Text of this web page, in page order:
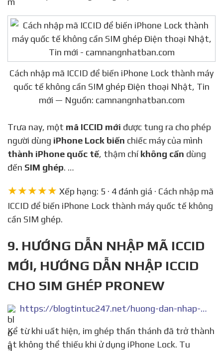
Cách nhập mã ICCID để biến iPhone Lock thành máy
quốc tế không cần SIM ghép Điện thoại Nhật, Tin
mới — Nguồn: camnangnhatban.com
Trưa nay, một mã ICCID mới được tung ra cho phép
người dùng iPhone Lock biến chiếc máy của mình
thành iPhone quốc tế, thậm chíkhông cần dùng
đến SIM ghép. …
★★★★★ Xếp hạng: 5 · 4 đánh giá · Cách nhập mã
ICCID để biến iPhone Lock thành máy quốc tế không
cần SIM ghép.
9. HƯỚNG DẪN NHẬP MÃ ICCID
MỚI, HƯỚNG DẪN NHẬP ICCID
CHO SIM GHÉP PRONEW
https://blogtintuc247.net/huong-dan-nhap-ma-iccid-1639465807/
Kể từ khi uất hiện, im ghép thần thánh đã trở thành
ật không thể thiếu khi ử dụng iPhone Lock. Tu